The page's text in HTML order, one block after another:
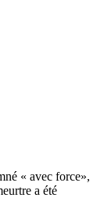
« avec force»,
a été